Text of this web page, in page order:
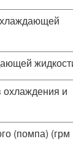
и
(помпа) (грм